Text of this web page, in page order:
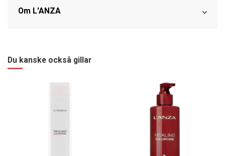
Om L'ANZA
Du kanske också gillar